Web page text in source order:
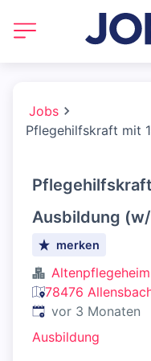
Jobs
Pflegehilfskraft mit
Ausbildung
merken
78476
Veröffentlicht:
vor 3 Monaten
Ausbildung